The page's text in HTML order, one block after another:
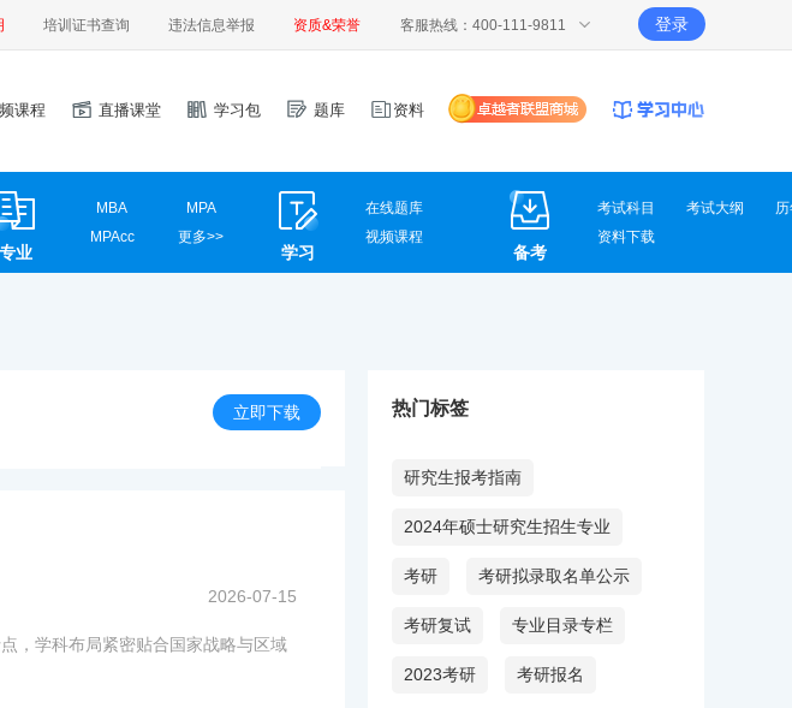
培训证书查询 违法信息举报 资质&荣誉 客服热线：400-111-9811 登录
课程 直播课堂 学习包 题库 资料
专业
MBA
MPA
MPAcc
更多>>
网信安全
学习
在线题库
视频课程
备考
考试科目 考试大纲
资料下载
立即下载
2026-07-15
，学科布局紧密贴合国家战略与区域
热门标签
研究生报考指南
2024年硕士研究生招生专业
考研 考研拟录取名单公示
考研复试 专业目录专栏
2023考研 考研报名